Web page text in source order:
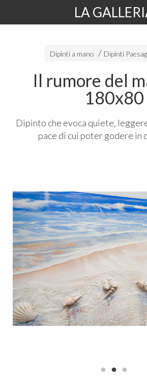
LA
Dipinti a mano Dipinti
Il rumore del
180x80
Dipinto che evoca quiete,
pace di cui poter godere in